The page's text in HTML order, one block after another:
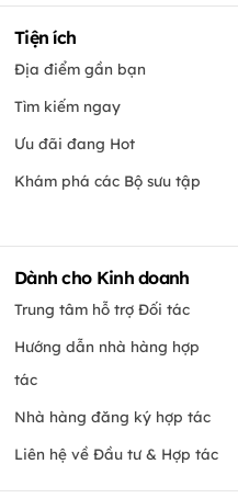
Tiện ích
Địa điểm gần bạn
Tìm kiếm ngay
Ưu đãi đang Hot
Khám phá các Bộ sưu tập
Dành cho Kinh doanh
Trung tâm hỗ trợ Đối tác
Hướng dẫn nhà hàng hợp
tác
Nhà hàng đăng ký hợp tác
Liên hệ về Đầu tư & Hợp tác